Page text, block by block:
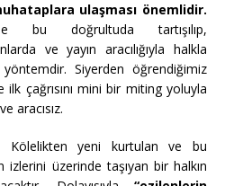
ulaşması önemlidir.
bu doğrultuda tartışılıp,
ve yayın aracılığıyla halkla
Siyerden öğrendiğimiz
ilk çağrısını mini bir miting yoluyla
aracısız.
Kölelikten yeni kurtulan ve bu
izlerini üzerinde taşıyan bir halkın